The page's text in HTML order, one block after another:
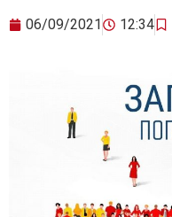
06/09/2021 12:34